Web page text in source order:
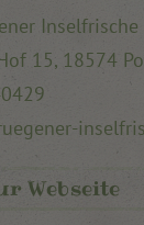
Inselfrische
15, 18574
Webseite